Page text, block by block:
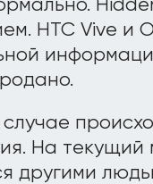
HTC Vive и
На текущий
другими